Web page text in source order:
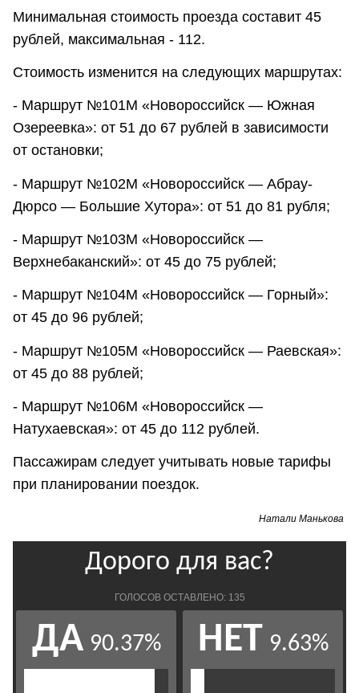
Минимальная стоимость проезда составит 45
рублей, максимальная - 112.
Стоимость изменится на следующих маршрутах:
- Маршрут №101М «Новороссийск — Южная
Озереевка»: от 51 до 67 рублей в зависимости
от остановки;
- Маршрут №102М «Новороссийск — Абрау-
Дюрсо — Большие Хутора»: от 51 до 81 рубля;
- Маршрут №103М «Новороссийск —
Верхнебаканский»: от 45 до 75 рублей;
- Маршрут №104М «Новороссийск — Горный»:
от 45 до 96 рублей;
- Маршрут №105М «Новороссийск — Раевская»:
от 45 до 88 рублей;
- Маршрут №106М «Новороссийск —
Натухаевская»: от 45 до 112 рублей.
Пассажирам следует учитывать новые тарифы
при планировании поездок.
Натали Манькова